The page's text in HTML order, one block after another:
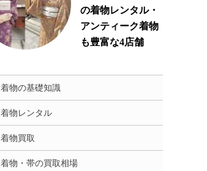
の着物レンタル・
アンティーク着物
も豊富な4店舗
着物の基礎知識
着物レンタル
着物買取
着物・帯の買取相場